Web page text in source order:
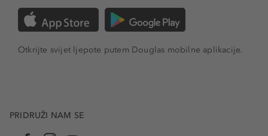
Otkrijte svijet ljepote putem Douglas mobilne aplikacije.
PRIDRUŽI NAM SE